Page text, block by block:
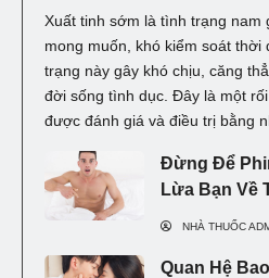
Xuất tinh sớm là tình trạng nam
mong muốn, khó kiểm soát thời
trạng này gây khó chịu, căng
đời sống tình dục. Đây là một
được đánh giá và điều trị bằng
Đừng Để
Lừa Bạn Về
NHÀ THUỐC
Quan Hệ